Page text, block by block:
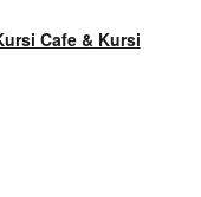
Cafe & Kursi